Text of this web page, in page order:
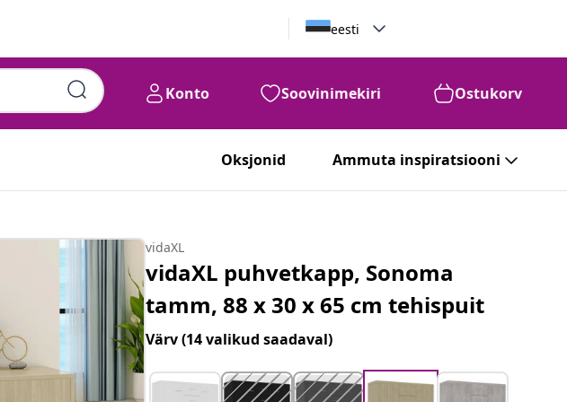
eesti
Konto Soovinimekiri Ostukorv
Oksjonid Ammuta inspiratsiooni
vidaXL
vidaXL puhvetkapp, Sonoma
tamm, 88 x 30 x 65 cm tehispuit
Värv(14 valikud saadaval)